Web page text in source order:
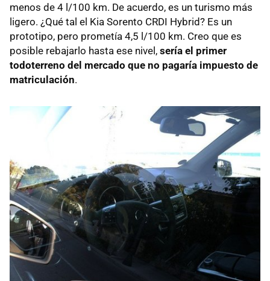
menos de 4 l/100 km. De acuerdo, es un turismo más
ligero. ¿Qué tal el Kia Sorento CRDI Hybrid? Es un
prototipo, pero prometía 4,5 l/100 km. Creo que es
posible rebajarlo hasta ese nivel, sería el primer
todoterreno del mercado que no pagaría impuesto de
matriculación.